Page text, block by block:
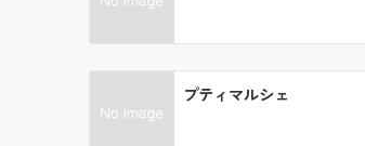
プティマルシェ